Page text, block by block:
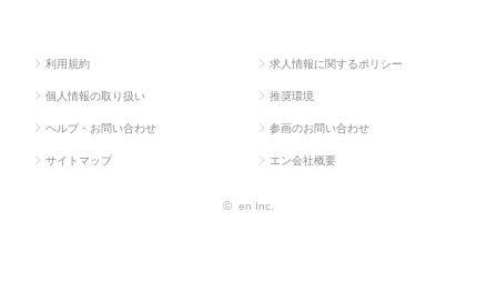
利用規約 求人情報に関するポリシー
個人情報の取り扱い 推奨環境
ヘルプ・お問い合わせ 参画のお問い合わせ
サイトマップ エン会社概要
© en Inc.